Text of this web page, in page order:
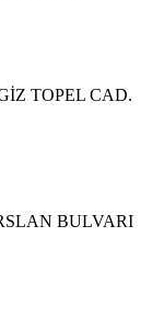
TOPEL CAD.
BULVARI